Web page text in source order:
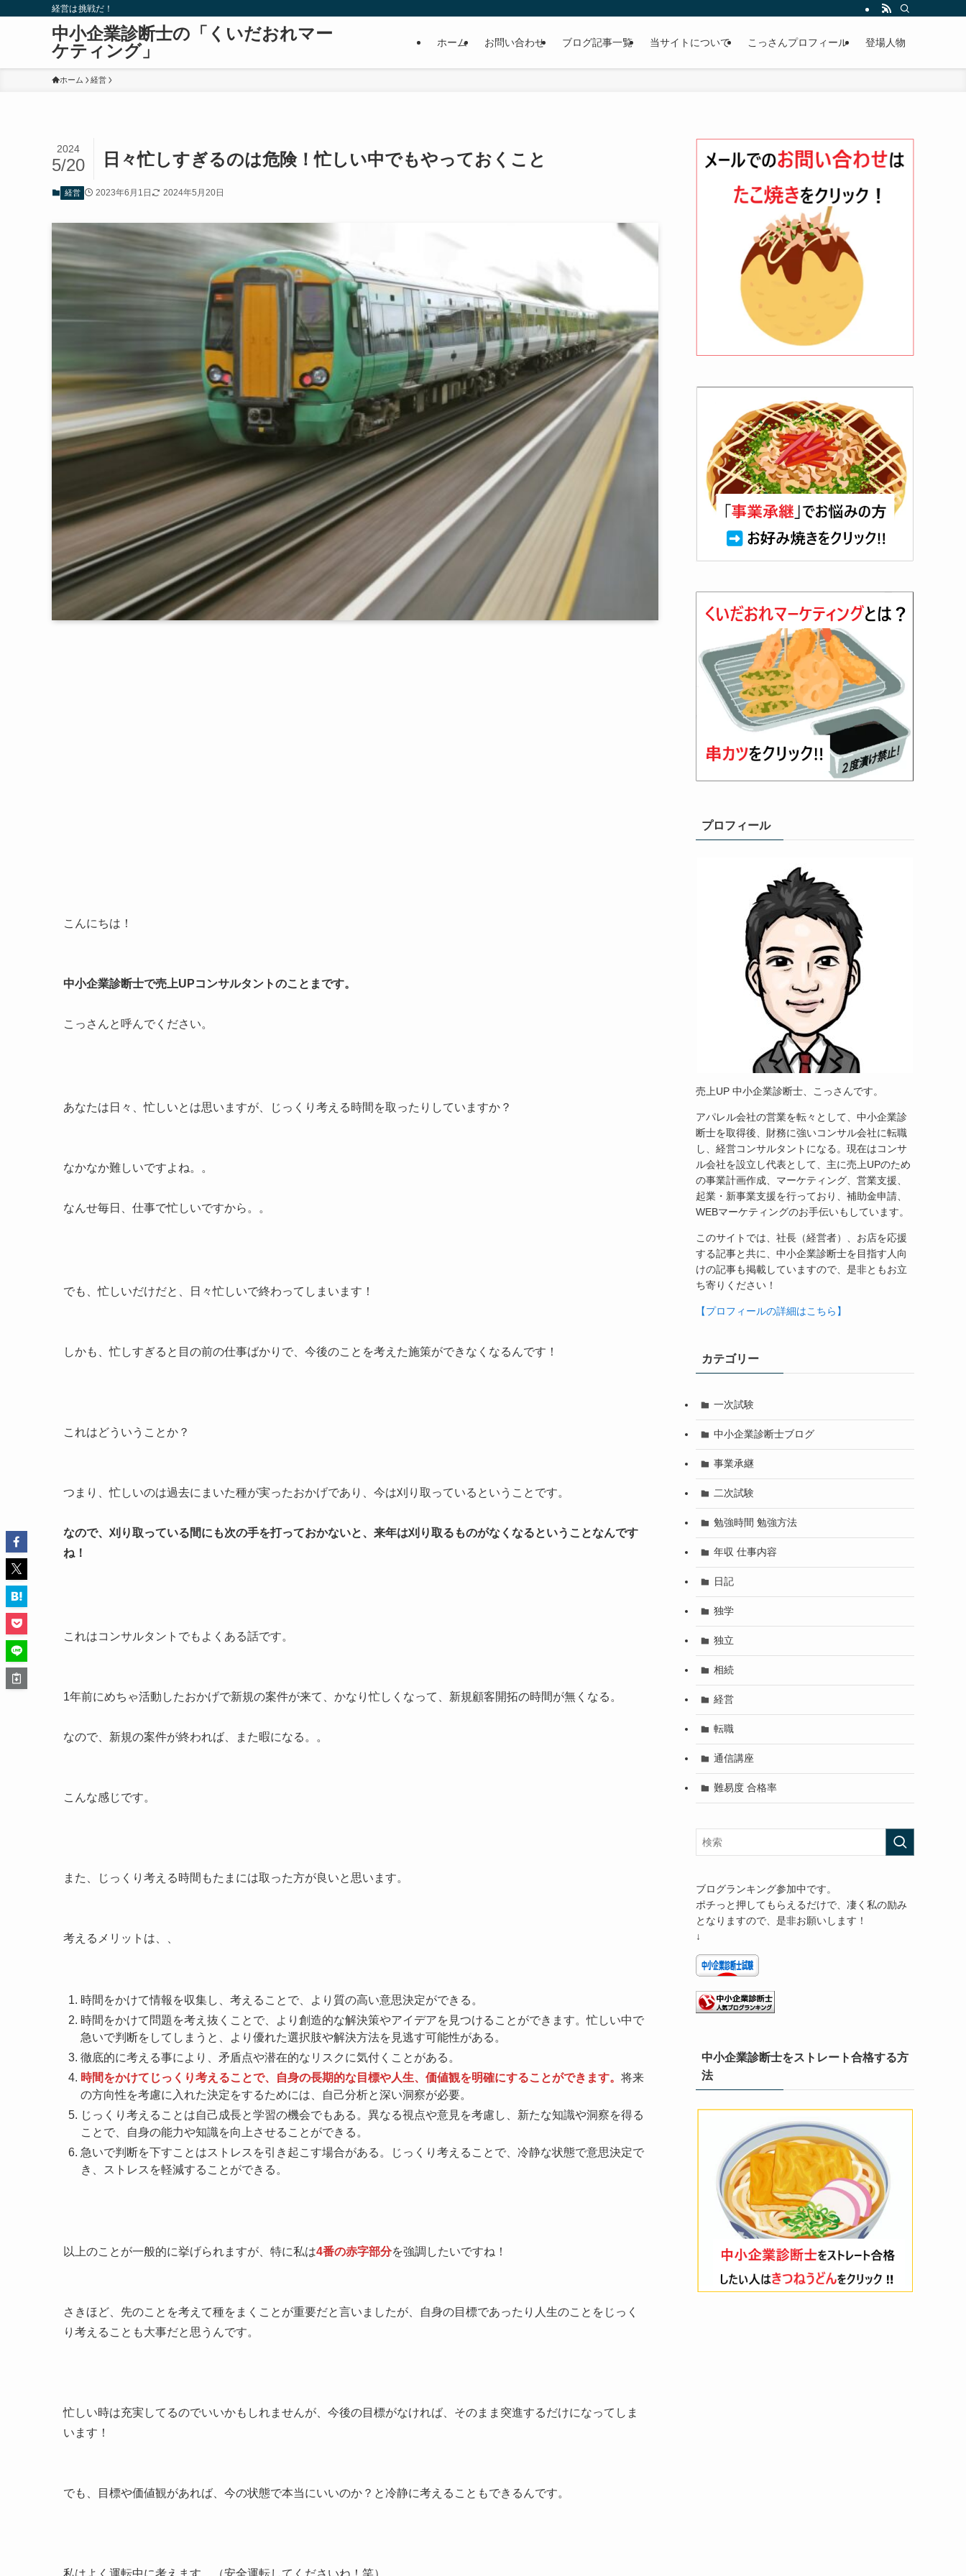
経営は挑戦だ！
中小企業診断士の「くいだおれマー
ケティング」
ホーム お問い合わせ ブログ記事一覧 当サイトについて こっさんプロフィール 登場人物
ホーム 経営
日々忙しすぎるのは危険！忙しい中でもやっておくこと
2024
5/20
経営 2023年6月1日 2024年5月20日
こんにちは！
中小企業診断士で売上UPコンサルタントのことまです。
こっさんと呼んでください。
あなたは日々、忙しいとは思いますが、じっくり考える時間を取ったりしていますか？
なかなか難しいですよね。。
なんせ毎日、仕事で忙しいですから。。
でも、忙しいだけだと、日々忙しいで終わってしまいます！
しかも、忙しすぎると目の前の仕事ばかりで、今後のことを考えた施策ができなくなるんです！
これはどういうことか？
つまり、忙しいのは過去にまいた種が実ったおかげであり、今は刈り取っているということです。
なので、刈り取っている間にも次の手を打っておかないと、来年は刈り取るものがなくなるということなんです
ね！
これはコンサルタントでもよくある話です。
1年前にめちゃ活動したおかげで新規の案件が来て、かなり忙しくなって、新規顧客開拓の時間が無くなる。
なので、新規の案件が終われば、また暇になる。。
こんな感じです。
また、じっくり考える時間もたまには取った方が良いと思います。
考えるメリットは、、
時間をかけて情報を収集し、考えることで、より質の高い意思決定ができる。
時間をかけて問題を考え抜くことで、より創造的な解決策やアイデアを見つけることができます。忙しい中で
急いで判断をしてしまうと、より優れた選択肢や解決方法を見逃す可能性がある。
徹底的に考える事により、矛盾点や潜在的なリスクに気付くことがある。
時間をかけてじっくり考えることで、自身の長期的な目標や人生、価値観を明確にすることができます。 将来
の方向性を考慮に入れた決定をするためには、自己分析と深い洞察が必要。
じっくり考えることは自己成長と学習の機会でもある。異なる視点や意見を考慮し、新たな知識や洞察を得る
ことで、自身の能力や知識を向上させることができる。
急いで判断を下すことはストレスを引き起こす場合がある。じっくり考えることで、冷静な状態で意思決定で
き、ストレスを軽減することができる。
以上のことが一般的に挙げられますが、特に私は4番の赤字部分を強調したいですね！
さきほど、先のことを考えて種をまくことが重要だと言いましたが、自身の目標であったり人生のことをじっく
り考えることも大事だと思うんです。
忙しい時は充実してるのでいいかもしれませんが、今後の目標がなければ、そのまま突進するだけになってしま
います！
でも、目標や価値観があれば、今の状態で本当にいいのか？と冷静に考えることもできるんです。
プロフィール
売上UP 中小企業診断士、こっさんです。
アパレル会社の営業を転々として、中小企業診
断士を取得後、財務に強いコンサル会社に転職
し、経営コンサルタントになる。現在はコンサ
ル会社を設立し代表として、主に売上UPのため
の事業計画作成、マーケティング、営業支援、
起業・新事業支援を行っており、補助金申請、
WEBマーケティングのお手伝いもしています。
このサイトでは、社長（経営者）、お店を応援
する記事と共に、中小企業診断士を目指す人向
けの記事も掲載していますので、是非ともお立
ち寄りください！
【プロフィールの詳細はこちら】
カテゴリー
一次試験
中小企業診断士ブログ
事業承継
二次試験
勉強時間 勉強方法
年収 仕事内容
日記
独学
独立
相続
経営
転職
通信講座
難易度 合格率
ブログランキング参加中です。
ポチっと押してもらえるだけで、凄く私の励み
となりますので、是非お願いします！
↓
中小企業診断士をストレート合格する方
法